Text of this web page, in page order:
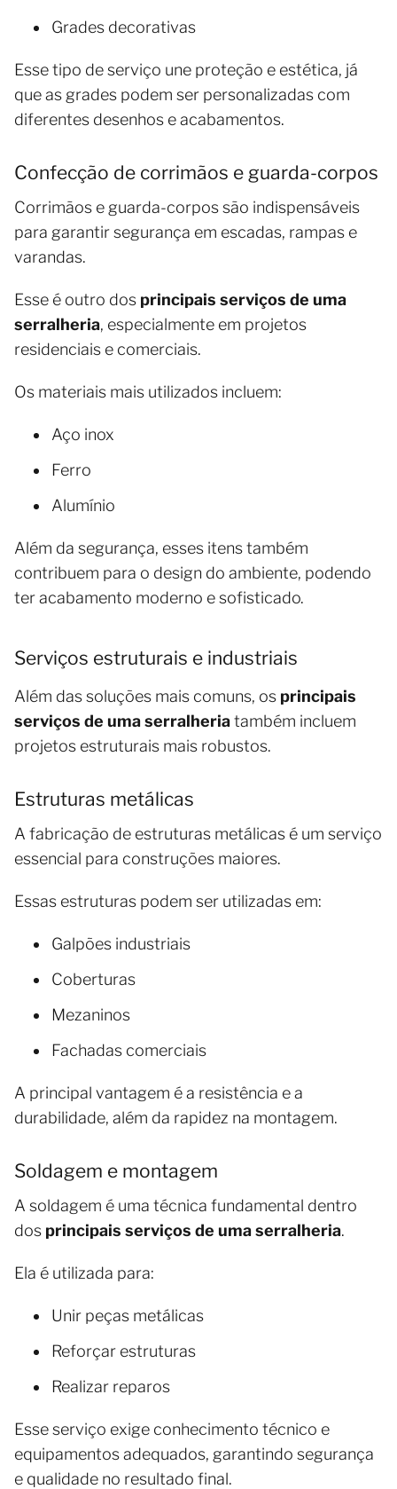
Grades decorativas
Esse tipo de serviço une proteção e estética, já
que as grades podem ser personalizadas com
diferentes desenhos e acabamentos.
Confecção de corrimãos e guarda-corpos
Corrimãos e guarda-corpos são indispensáveis
para garantir segurança em escadas, rampas e
varandas.
Esse é outro dos principais serviços de uma
serralheria, especialmente em projetos
residenciais e comerciais.
Os materiais mais utilizados incluem:
Aço inox
Ferro
Alumínio
Além da segurança, esses itens também
contribuem para o design do ambiente, podendo
ter acabamento moderno e sofisticado.
Serviços estruturais e industriais
Além das soluções mais comuns, os principais
serviços de uma serralheriatambém incluem
projetos estruturais mais robustos.
Estruturas metálicas
A fabricação de estruturas metálicas é um serviço
essencial para construções maiores.
Essas estruturas podem ser utilizadas em:
Galpões industriais
Coberturas
Mezaninos
Fachadas comerciais
A principal vantagem é a resistência e a
durabilidade, além da rapidez na montagem.
Soldagem e montagem
A soldagem é uma técnica fundamental dentro
dos principais serviços de uma serralheria.
Ela é utilizada para:
Unir peças metálicas
Reforçar estruturas
Realizar reparos
Esse serviço exige conhecimento técnico e
equipamentos adequados, garantindo segurança
e qualidade no resultado final.